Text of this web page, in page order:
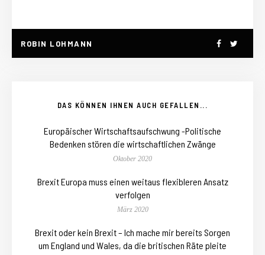
ROBIN LOHMANN
DAS KÖNNEN IHNEN AUCH GEFALLEN...
Europäischer Wirtschaftsaufschwung -Politische
Bedenken stören die wirtschaftlichen Zwänge
Oktober 2020
Brexit Europa muss einen weitaus flexibleren Ansatz
verfolgen
März 2020
Brexit oder kein Brexit – Ich mache mir bereits Sorgen
um England und Wales, da die britischen Räte pleite